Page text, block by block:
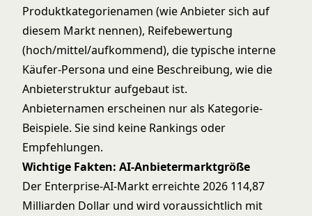
Produktkategorienamen (wie Anbieter sich auf
diesem Markt nennen), Reifebewertung
(hoch/mittel/aufkommend), die typische interne
Käufer-Persona und eine Beschreibung, wie die
Anbieterstruktur aufgebaut ist.
Anbieternamen erscheinen nur als Kategorie-
Beispiele. Sie sind keine Rankings oder
Empfehlungen.
Wichtige Fakten: AI-Anbietermarktgröße
Der Enterprise-AI-Markt erreichte 2026 114,87
Milliarden Dollar und wird voraussichtlich mit